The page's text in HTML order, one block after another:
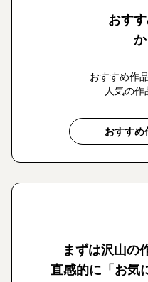
おす
おすすめ作
人気の作
おすすめ
まずは沢山の
直感的に「お気